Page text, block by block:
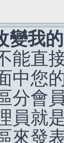
變我
能直
中您
分會
員就
來發